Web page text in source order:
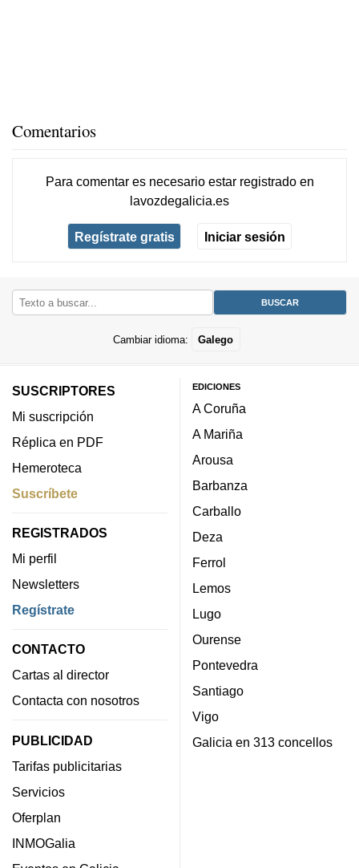
Comentarios
Para comentar es necesario estar registradoen
lavozdegalicia.es
Regístrate gratis Iniciar sesión
Cambiar idioma: Galego
SUSCRIPTORES
Mi suscripción
Réplica en PDF
Hemeroteca
Suscríbete
REGISTRADOS
Mi perfil
Newsletters
Regístrate
CONTACTO
Cartas al director
Contacta con nosotros
PUBLICIDAD
Tarifas publicitarias
Servicios
Oferplan
INMOGalia
EDICIONES
A Coruña
A Mariña
Arousa
Barbanza
Carballo
Deza
Ferrol
Lemos
Lugo
Ourense
Pontevedra
Santiago
Vigo
Galicia en 313 concellos